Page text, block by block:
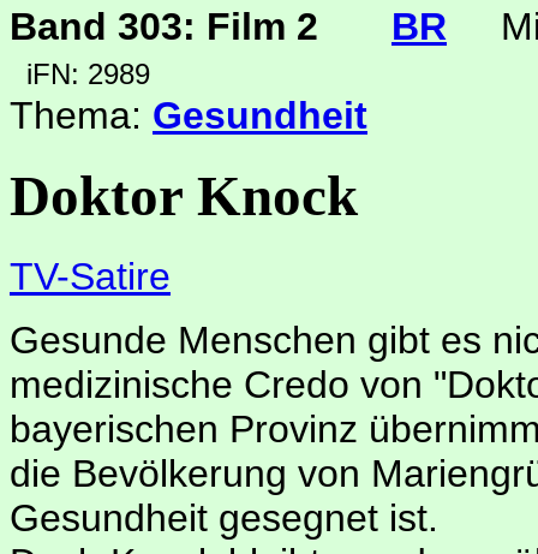
Band 303: Film 2 BR
iFN: 2989
Thema: Gesundheit
Doktor Knock
TV-Satire
Gesunde Menschen gibt es
medizinische Credo von
bayerischen Provinz
die Bevölkerung von
Gesundheit gesegnet ist.